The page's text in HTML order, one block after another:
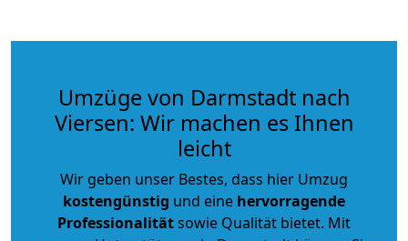
Umzüge von Darmstadt nach
Viersen: Wir machen es Ihnen
leicht
Wir geben unser Bestes, dass hier Umzug
kostengünstig und eine hervorragende
Professionalitätsowie Qualität bietet. Mit